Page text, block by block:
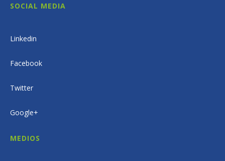
SOCIAL MEDIA
Linkedin
Facebook
Twitter
Google+
MEDIOS